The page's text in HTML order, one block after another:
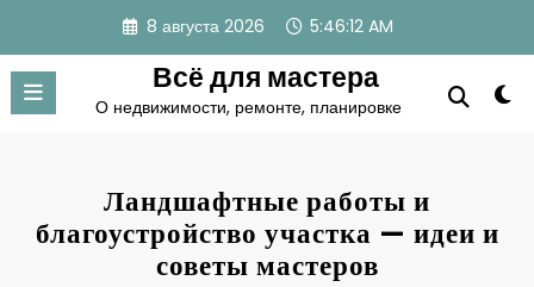
содержимому
8 августа 2026 5:46:13 AM
Всё для мастера
О недвижимости, ремонте, планировке
Ландшафтные работы и
благоустройство участка — идеи и
советы мастеров